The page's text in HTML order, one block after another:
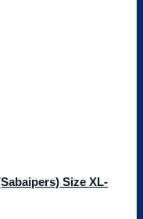
Size XL-